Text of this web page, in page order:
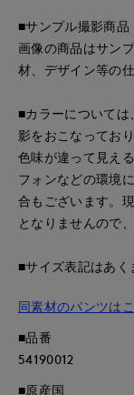
■サンプル撮影商品
画像の商品はサン
材、デザイン等の
■カラーについて
影をおこなってお
色味が違って見え
フォンなどの環境
合もございます。
となりませんので
■サイズ表記はあく
同素材のパンツは
■品番
54190012
■原産国